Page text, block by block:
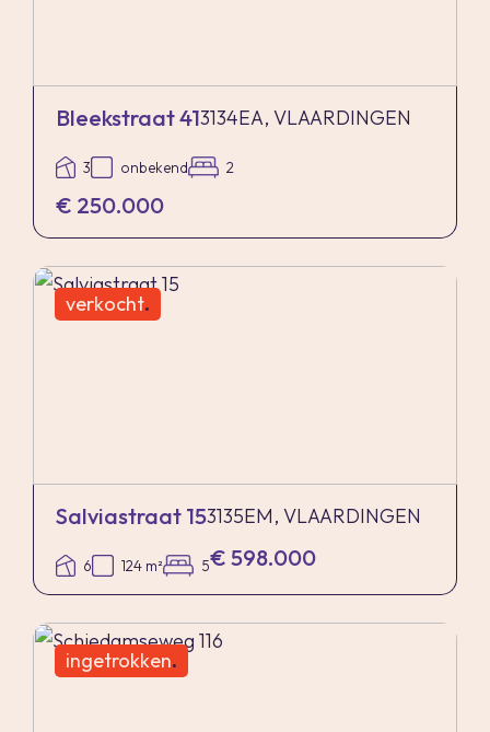
Bleekstraat 413134EA, VLAARDINGEN
3 onbekend 2
€ 250.000
verkocht.
Salviastraat 153135EM, VLAARDINGEN
6 124 m² 5€ 598.000
ingetrokken.